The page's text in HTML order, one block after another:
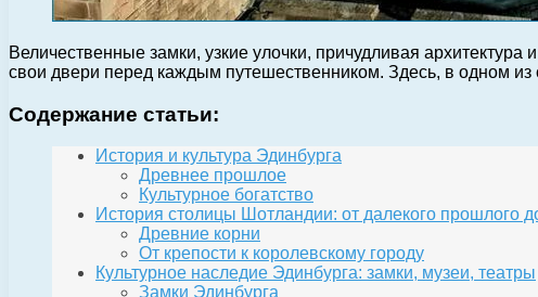
Величественные замки, узкие улочки, причудливая
свои двери перед каждым путешественником. Здесь, в одном
Содержание статьи:
История и культура Эдинбурга
Древнее прошлое
Культурное богатство
История столицы Шотландии: от далекого прошлого
Древние корни
От крепости к королевскому городу
Культурное наследие Эдинбурга: замки, музеи, театры
Замки Эдинбурга